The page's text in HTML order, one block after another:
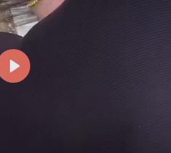
Reproducir